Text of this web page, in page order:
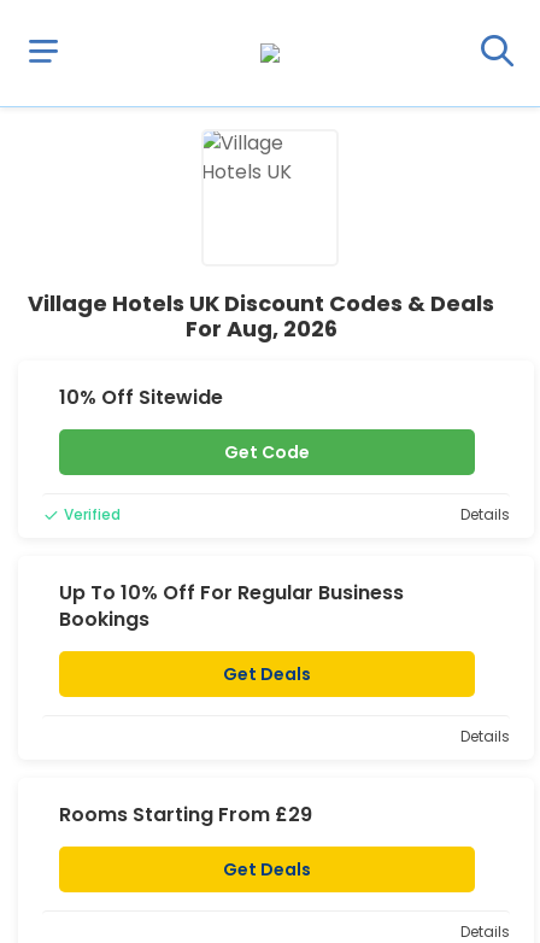
Village Hotels UK Discount Codes & Deals
For Aug, 2026
10% Off Sitewide
Get Code
Verified Details
Up To 10% Off For Regular Business
Bookings
Get Deals
Details
Rooms Starting From £29
Get Deals
Details